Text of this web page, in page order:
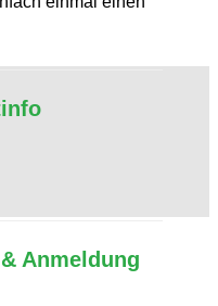
Anmeldung